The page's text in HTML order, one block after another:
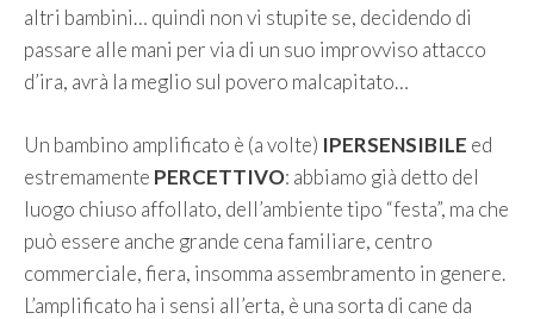
altri bambini… quindi non vi stupite se, decidendo di
passare alle mani per via di un suo improvviso attacco
d’ira, avrà la meglio sul povero malcapitato…
Un bambino amplificato è (a volte) IPERSENSIBILE ed
estremamente PERCETTIVO: abbiamo già detto del
luogo chiuso affollato, dell’ambiente tipo “festa”, ma che
può essere anche grande cena familiare, centro
commerciale, fiera, insomma assembramento in genere.
L’amplificato ha i sensi all’erta, è una sorta di cane da